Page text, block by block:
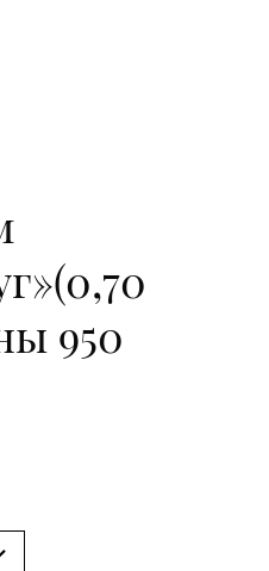
950